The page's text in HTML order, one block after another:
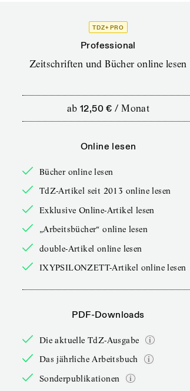
TDZ+ PRO
Professional
Zeitschriften und Bücher online lesen
ab 12,50 € /Monat
Online lesen
Bücher online lesen
TdZ-Artikel seit 2013 online lesen
Exklusive Online-Artikel lesen
„Arbeitsbücher“ online lesen
double-Artikel online lesen
IXYPSILONZETT-Artikel online lesen
PDF-Downloads
Die aktuelle TdZ-Ausgabe
Das jährliche Arbeitsbuch
Sonderpublikationen